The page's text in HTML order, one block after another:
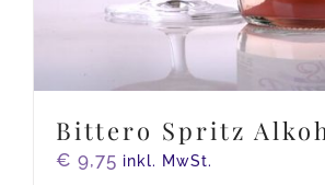
Bittero Spritz
€ 9,75 inkl. MwSt.